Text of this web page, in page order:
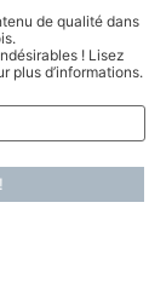
de qualité dans
! Lisez
plus d’informations.